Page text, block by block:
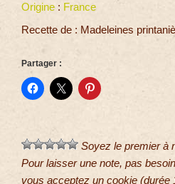
Origine : France
Recette de : Madeleines
Partager :
Soyez le premier à
Pour laisser une note, pas
vous acceptez un cookie (durée